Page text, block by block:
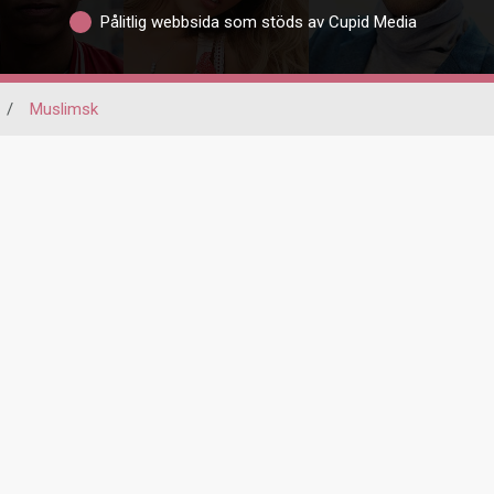
Pålitlig webbsida som stöds av Cupid Media
/ Muslimsk